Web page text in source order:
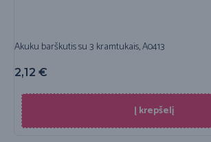
Akuku barškutis su 3 kramtukais, A0413
2,12 €
Į krepšelį